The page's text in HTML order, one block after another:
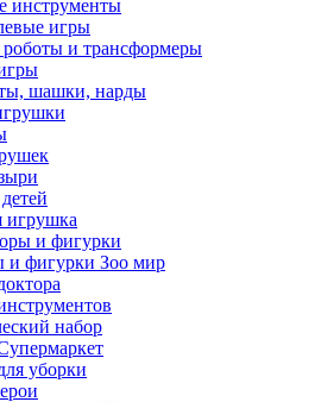
инструменты
игры
и трансформеры
шашки, нарды
игрушка
и фигурки
и фигурки Зоо мир
набор
уборки